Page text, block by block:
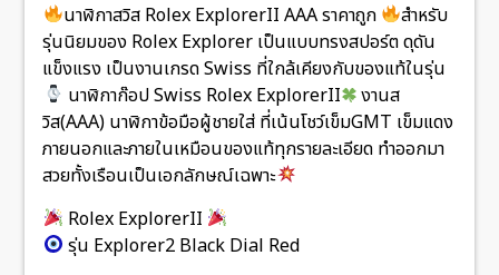
นาฬิกาสวิส Rolex ExplorerII AAA ราคาถูก
สำหรับ
รุ่นนิยมของ Rolex Explorer เป็นแบบทรงสปอร์ต ดุดัน
แข็งแรง เป็นงานเกรด Swiss ที่ใกล้เคียงกับของแท้ในรุ่น
นาฬิกาก๊อป Swiss Rolex ExplorerII
งานส
วิส(AAA) นาฬิกาข้อมือผู้ชายใส่ ที่เน้นโชว์เข็มGMT เข็มแดง
ภายนอกและภายในเหมือนของแท้ทุกรายละเอียด ทำออกมา
สวยทั้งเรือนเป็นเอกลักษณ์เฉพาะ
Rolex ExplorerII
รุ่น Explorer2 Black Dial Red